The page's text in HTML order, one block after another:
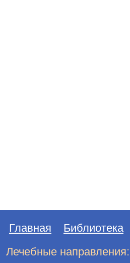
Главная Библиотека
Лечебные направления: